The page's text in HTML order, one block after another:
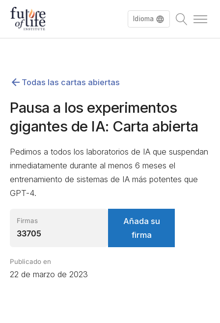
Idioma
Deutsch
Todas las cartas abiertas
Pausa a los experimentos
gigantes de IA: Carta abierta
Pedimos a todos los laboratorios de IA que suspendan
inmediatamente durante al menos 6 meses el
entrenamiento de sistemas de IA más potentes que
GPT-4.
Firmas
33705
Añada su
firma
Publicado en
22 de marzo de 2023